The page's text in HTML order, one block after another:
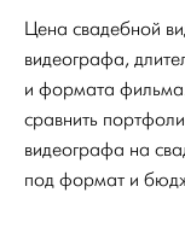
Цена свадебной
видеографа,
и формата
сравнить
видеографа на
под формат и